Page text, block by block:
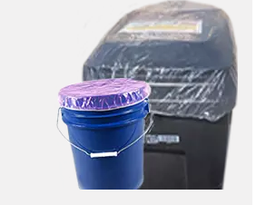
الفوضى.• مصنوعة من بلاستيك خفيف
لتناسب حالات الاستخدام المختلفة.• يضمن
للتصرف مستوى عالٍ من النظافة وسهولة
وبطانات بلاستيكية لتلبية مختلف
ممتازًا في مقاومة الغبار وحماية داخلية
مجانيًا، وحدًا أدنى منخفضًا للطلبات،
أعمالكم.